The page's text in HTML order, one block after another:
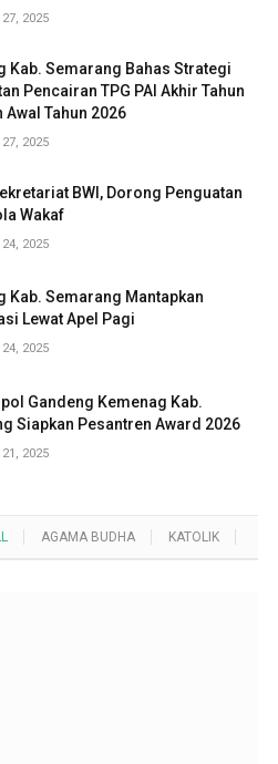
2025
Kab. Semarang Bahas Strategi
Pencairan TPG PAI Akhir Tahun
Awal Tahun 2026
2025
BWI, Dorong Penguatan
Wakaf
2025
Kab. Semarang Mantapkan
Lewat Apel Pagi
2025
Gandeng Kemenag Kab.
Siapkan Pesantren Award 2026
2025
AGAMA BUDHA KATOLIK